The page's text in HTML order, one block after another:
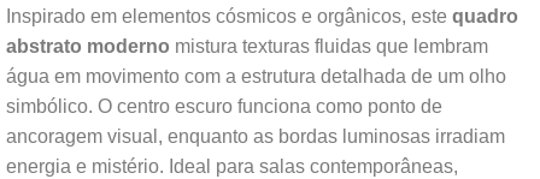
Inspirado em elementos cósmicos e orgânicos, este quadro
abstrato moderno mistura texturas fluidas que lembram
água em movimento com a estrutura detalhada de um olho
simbólico. O centro escuro funciona como ponto de
ancoragem visual, enquanto as bordas luminosas irradiam
energia e mistério. Ideal para salas contemporâneas,